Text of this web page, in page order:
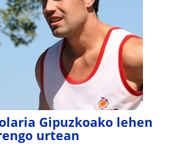
Gipuzkoako lehen
urtean